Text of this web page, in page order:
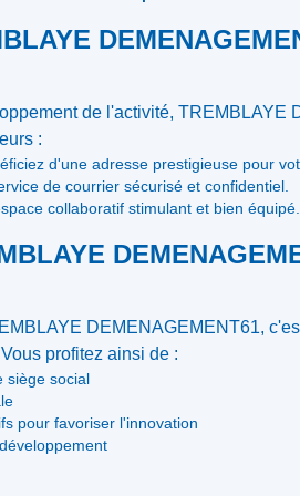
de l'activité,
:
d'une adresse prestigieuse pour
de courrier sécurisé et confidentiel.
collaboratif stimulant et bien équipé.
DEMENAGEMENT61,
profitez ainsi de :
siège social
pour favoriser l'innovation